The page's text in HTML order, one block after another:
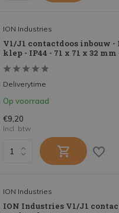
ION Industries
V1/J1 contactdoos inbouw
klep - IP44 - 71 x 71 x 32
Deliverytime
Op voorraad
€9,20
Incl. btw
ION Industries
ION Industries V1/J1